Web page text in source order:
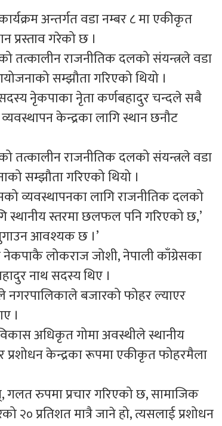
अन्तर्गत वडा नम्बर ८ मा एकीकृत
प्रस्ताव गरेको छ ।
तत्कालीन राजनीतिक दलको संयन्त्रले वडा
सम्झौता गरिएको थियो ।
नेृकपाका नृेता कर्णबहादुर चन्दले सबै
केन्द्रका लागि स्थान छनौट
तत्कालीन राजनीतिक दलको संयन्त्रले वडा
सम्झौता गरिएको थियो ।
व्यवस्थापनका लागि राजनीतिक दलको
स्थानीय स्तरमा छलफल पनि गरिएको छ,’
आवश्यक छ ।’
नेकपाकै लोकराज जोशी, नेपाली काँग्रेसका
नाथ सदस्य थिए ।
नगरपालिकाले बजारको फोहर ल्याएर
।
अधिकृत गोमा अवस्थीले स्थानीय
प्रशोधन केन्द्रका रूपमा एकीकृत फोहरमैला
गलत रुपमा प्रचार गरिएको छ, सामाजिक
प्रतिशत मात्रै जाने हो, त्यसलाई प्रशोधन